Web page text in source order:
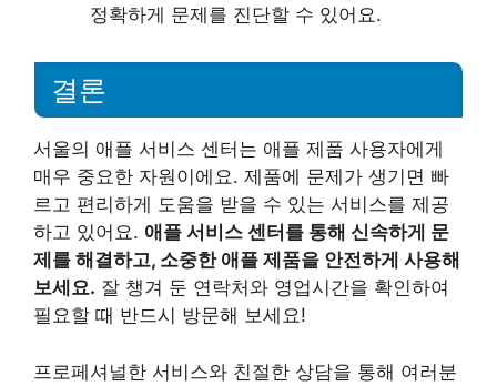
정확하게 문제를 진단할 수 있어요.
결론
서울의 애플 서비스 센터는 애플 제품 사용자에게
매우 중요한 자원이에요. 제품에 문제가 생기면 빠
르고 편리하게 도움을 받을 수 있는 서비스를 제공
하고 있어요. 애플 서비스 센터를 통해 신속하게 문
제를 해결하고, 소중한 애플 제품을 안전하게 사용해
보세요. 잘 챙겨 둔 연락처와 영업시간을 확인하여
필요할 때 반드시 방문해 보세요!
프로페셔널한 서비스와 친절한 상담을 통해 여러분